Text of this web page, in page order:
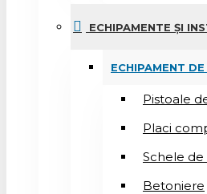
ECHIPAMENTE ȘI
ECHIPAMENT
Pistoale
Placi
Schele
Betoniere